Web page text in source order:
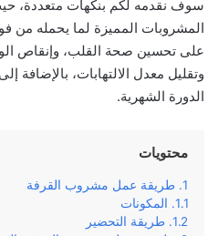
سوف نقدمه لكم بنكهات متعددة،
المشروبات المميزة لما يحمله من
على تحسين صحة القلب، وإنقاص
وتقليل معدل الالتهابات، بالإضافة
الدورة الشهرية.
محتويات
طريقة عمل مشروب القرفة
المكونات
طريقة التحضير